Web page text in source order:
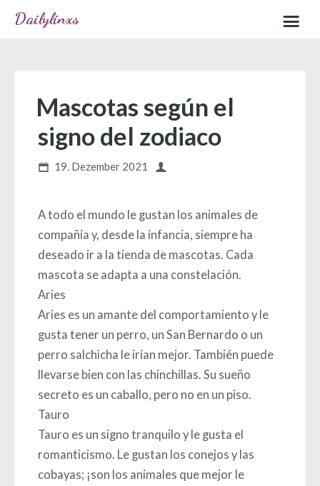
Dailylinxs
Sample page
Mascotas según el
signo del zodiaco
19. Dezember 2021
A todo el mundo le gustan los animales de
compañía y, desde la infancia, siempre ha
deseado ir a la tienda de mascotas. Cada
mascota se adapta a una constelación.
Aries
Aries es un amante del comportamiento y le
gusta tener un perro, un San Bernardo o un
perro salchicha le irían mejor. También puede
llevarse bien con las chinchillas. Su sueño
secreto es un caballo, pero no en un piso.
Tauro
Tauro es un signo tranquilo y le gusta el
romanticismo. Le gustan los conejos y las
cobayas; ¡son los animales que mejor le